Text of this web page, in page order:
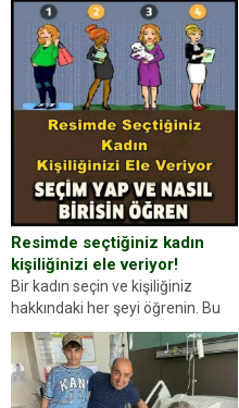
Resimde seçtiğiniz kadın
kişiliğinizi ele veriyor!
Bir kadın seçin ve kişiliğiniz
hakkındaki her şeyi öğrenin. Bu
kez karşınıza oldukça farklı bir
kişilik testiyle çıkıyoruz. Resimde
gördüğünüz kadın figürlerinden
dikkatinizi en...